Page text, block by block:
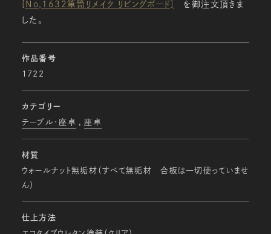
[No,1632箪笥リメイク リビングボード] ‎を御注文頂きま
した。
作品番号
1722
カテゴリー
テーブル・座卓 座卓
材質
ウォールナット無垢材（すべて無垢材 合板は一切使っていませ
ん）
仕上方法